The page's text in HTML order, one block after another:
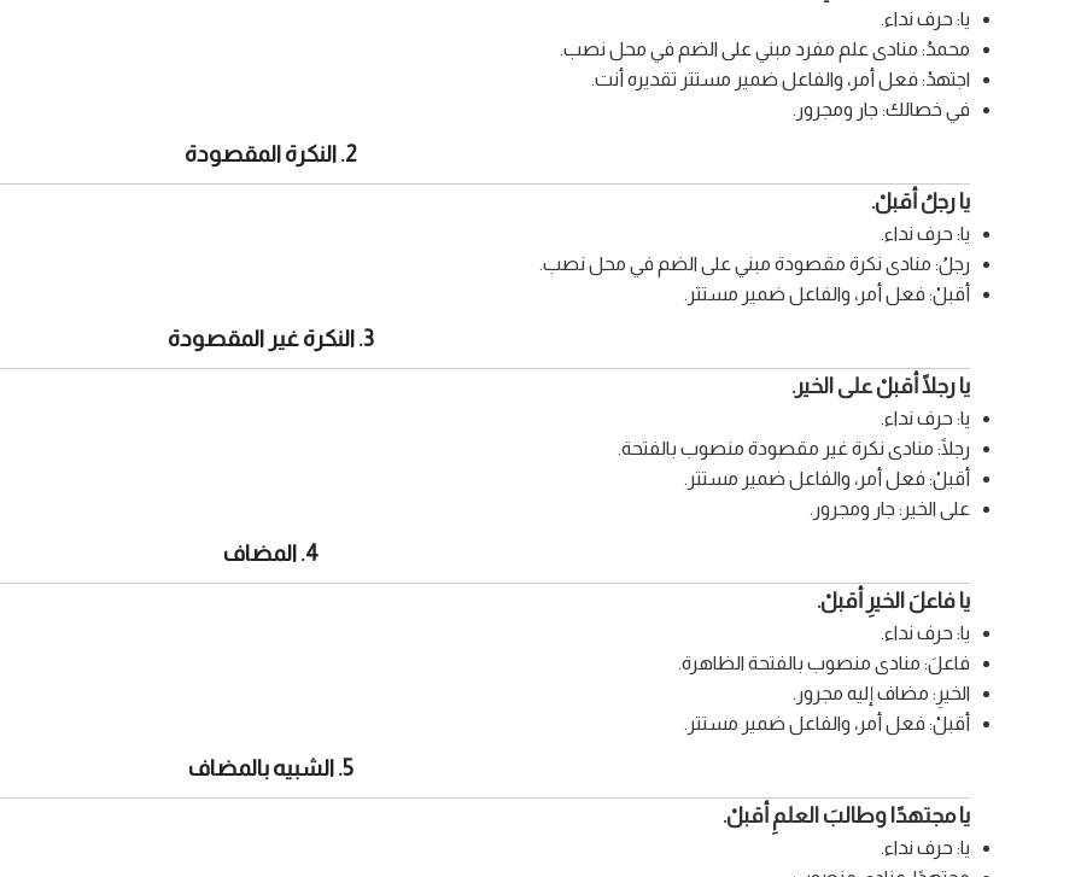
يا: حرف نداء.
محمدُ: منادى علم مفرد مبني على الضم في محل نصب.
اجتهدْ: فعل أمر، والفاعل ضمير مستتر تقديره أنت.
في خصالك: جار ومجرور.
2. النكرة المقصودة
يا رجلُ أقبلْ.
يا: حرف نداء.
رجلُ: منادى نكرة مقصودة مبني على الضم في محل نصب.
أقبلْ: فعل أمر، والفاعل ضمير مستتر.
3. النكرة غير المقصودة
يا رجلًا أقبلْ على الخير.
يا: حرف نداء.
رجلًا: منادى نكرة غير مقصودة منصوب بالفتحة.
أقبلْ: فعل أمر، والفاعل ضمير مستتر.
على الخير: جار ومجرور.
4. المضاف
يا فاعلَ الخيرِ أقبلْ.
يا: حرف نداء.
فاعلَ: منادى منصوب بالفتحة الظاهرة.
الخيرِ: مضاف إليه مجرور.
أقبلْ: فعل أمر، والفاعل ضمير مستتر.
5. الشبيه بالمضاف
يا مجتهدًا وطالبَ العلمِ أقبلْ.
يا: حرف نداء.